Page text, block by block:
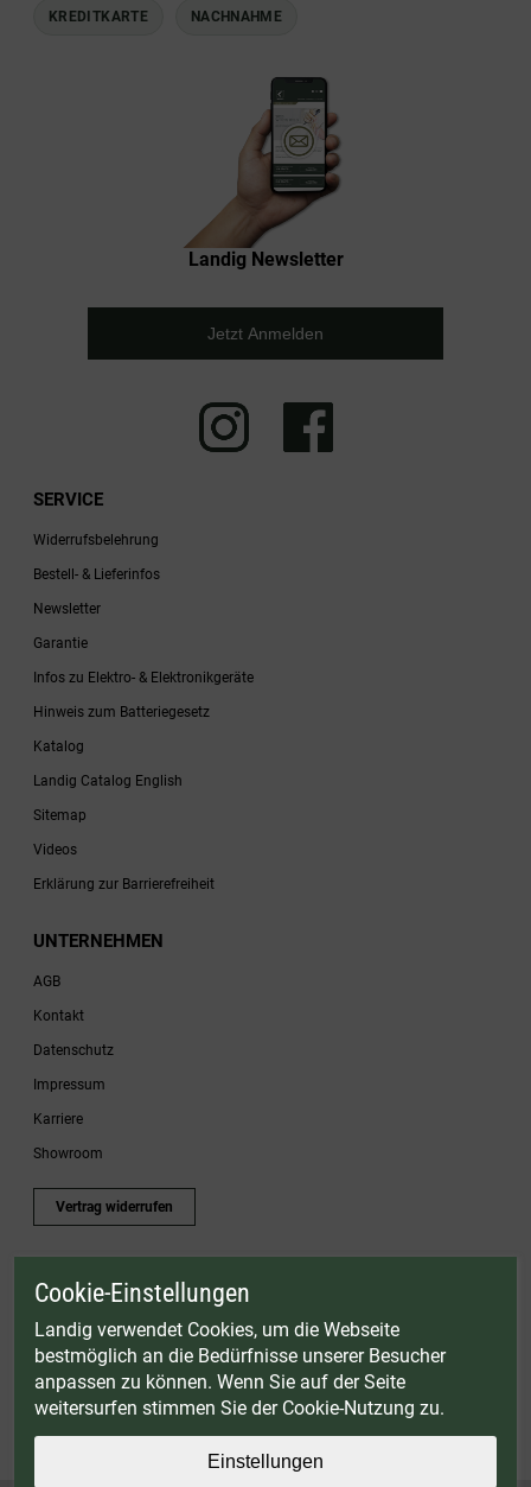
KREDITKARTE NACHNAHME
Landig Newsletter
Jetzt Anmelden
SERVICE
Widerrufsbelehrung
Bestell- & Lieferinfos
Newsletter
Garantie
Infos zu Elektro- & Elektronikgeräte
Hinweis zum Batteriegesetz
Katalog
Landig Catalog English
Sitemap
Videos
Erklärung zur Barrierefreiheit
UNTERNEHMEN
AGB
Kontakt
Datenschutz
Impressum
Karriere
Showroom
Vertrag widerrufen
* Gültig bis einschließlich 17.08.2026. Keine Barauszahlung möglich. Nicht mit
Zubehörartikel. Nicht einlösbar auf bereits rabattierte Sets.
© Landig 1982-2026 (44 Jahre Qualität)
Alle Preise inkl. gesetzl. Mehrwertsteuer, zuzüglich Versandkosten
Weitere Marken oder Shops der Landig + Lava GmbH & Co. KG: LAVA - Vakuumiergeräte
DRY AGER - Reifeschränke|VIESSMANN - Kühlzellen
Cookie-Einstellungen
Landig verwendet Cookies, um die Webseite
bestmöglich an die Bedürfnisse unserer Besucher
anpassen zu können. Wenn Sie auf der Seite
weitersurfen stimmen Sie der Cookie-Nutzung zu.
Einstellungen